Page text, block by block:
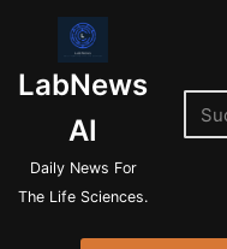
Inhalt
springen
LabNews
AI
Daily News For
The Life Sciences.